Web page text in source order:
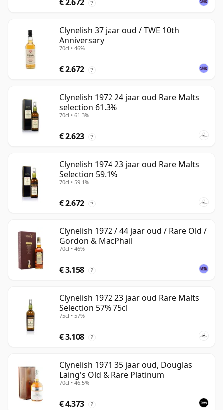
€ 2.672 ?
Clynelish 37 jaar oud / TWE 10th
Anniversary
70cl • 46%
€ 2.672 ?
Clynelish 1972 24 jaar oud Rare Malts
selection 61.3%
70cl • 61.3%
€ 2.623 ?
Clynelish 1974 23 jaar oud Rare Malts
Selection 59.1%
70cl • 59.1%
€ 2.672 ?
Clynelish 1972 / 44 jaar oud / Rare Old /
Gordon & MacPhail
70cl • 46%
€ 3.158 ?
Clynelish 1972 23 jaar oud Rare Malts
Selection 57% 75cl
75cl • 57%
€ 3.108 ?
Clynelish 1971 35 jaar oud, Douglas
Laing's Old & Rare Platinum
70cl • 46.5%
€ 4.373 ?